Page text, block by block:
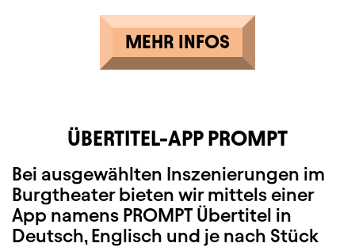
MEHR INFOS
ÜBERTITEL-APP PROMPT
Bei ausgewählten Inszenierungen im
Burgtheater bieten wir mittels einer
App namens PROMPT Übertitel in
Deutsch, Englisch und je nach Stück